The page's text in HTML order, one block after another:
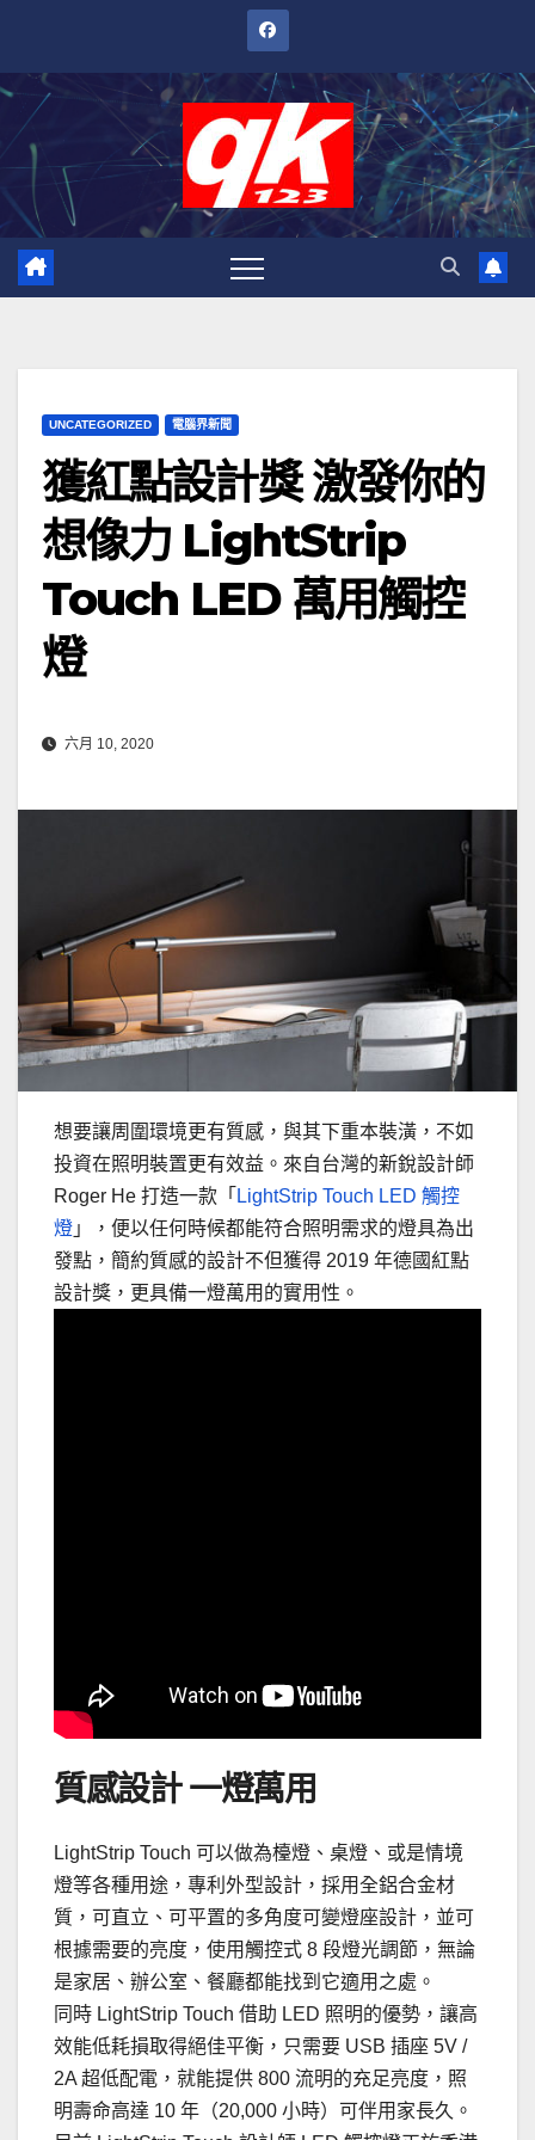
內
UNCATEGORIZED 電腦界新聞
獲紅點設計獎 激發你的
想像力 LightStrip
Touch LED 萬用觸控
燈
六月 10, 2020
想要讓周圍環境更有質感，與其下重本裝潢，不如
投資在照明裝置更有效益。來自台灣的新銳設計師
Roger He 打造一款「 LightStrip Touch LED 觸控
燈 」，便以任何時候都能符合照明需求的燈具為出
發點，簡約質感的設計不但獲得 2019 年德國紅點
設計獎，更具備一燈萬用的實用性。
質感設計 一燈萬用
LightStrip Touch 可以做為檯燈、桌燈、或是情境
燈等各種用途，專利外型設計，採用全鋁合金材
質，可直立、可平置的多角度可變燈座設計，並可
根據需要的亮度，使用觸控式 8 段燈光調節，無論
是家居、辦公室、餐廳都能找到它適用之處。
同時 LightStrip Touch 借助 LED 照明的優勢，讓高
效能低耗損取得絕佳平衡，只需要 USB 插座 5V /
2A 超低配電，就能提供 800 流明的充足亮度，照
明壽命高達 10 年（20,000 小時）可伴用家長久。